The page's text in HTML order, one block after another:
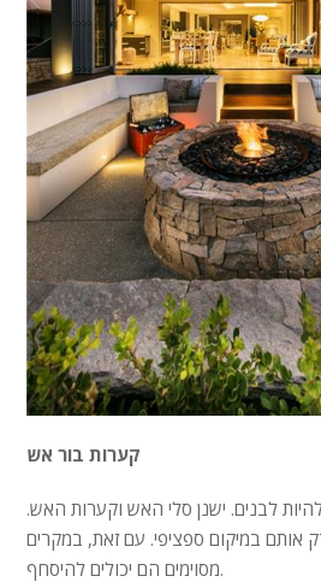
קערות בור אש
לבנים. ישנן סלי האש וקערות האש.
אותם במיקום ספציפי. עם זאת, במקרים
מסוימים הם יכולים להיסחף.